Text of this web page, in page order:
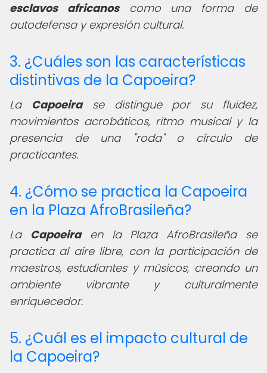
esclavos africanoscomo una forma de
autodefensa y expresión cultural.
3. ¿Cuáles son las características
distintivas de la Capoeira?
La Capoeirase distingue por su fluidez,
movimientos acrobáticos, ritmo musical y la
presencia de una "roda" o círculo de
practicantes.
4. ¿Cómo se practica la Capoeira
en la Plaza AfroBrasileña?
La Capoeiraen la Plaza AfroBrasileña se
practica al aire libre, con la participación de
maestros, estudiantes y músicos, creando un
ambiente vibrante y culturalmente
enriquecedor.
5. ¿Cuál es el impacto cultural de
la Capoeira?